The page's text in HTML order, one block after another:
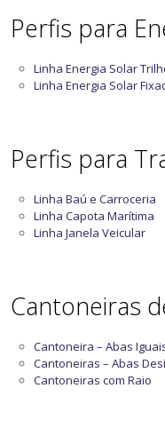
Perfis para
Linha Energia Solar
Linha Energia Solar
Perfis para
Linha Baú e Carroceria
Linha Capota Marítima
Linha Janela Veicular
Cantoneiras
Cantoneira – Abas
Cantoneiras – Abas
Cantoneiras com Raio